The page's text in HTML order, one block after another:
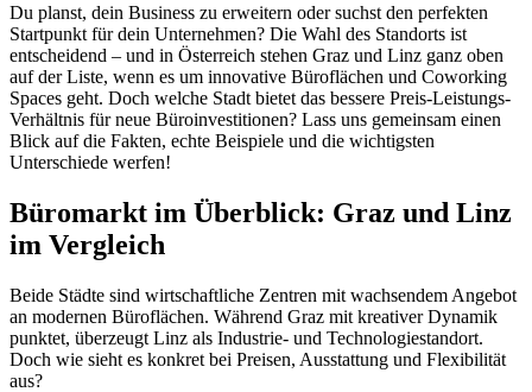
Du planst, dein Business zu erweitern oder suchst den perfekten
Startpunkt für dein Unternehmen? Die Wahl des Standorts ist
entscheidend – und in Österreich stehen Graz und Linz ganz oben
auf der Liste, wenn es um innovative Büroflächen und Coworking
Spaces geht. Doch welche Stadt bietet das bessere Preis-Leistungs-
Verhältnis für neue Büroinvestitionen? Lass uns gemeinsam einen
Blick auf die Fakten, echte Beispiele und die wichtigsten
Unterschiede werfen!
Büromarkt im Überblick: Graz und Linz
im Vergleich
Beide Städte sind wirtschaftliche Zentren mit wachsendem Angebot
an modernen Büroflächen. Während Graz mit kreativer Dynamik
punktet, überzeugt Linz als Industrie- und Technologiestandort.
Doch wie sieht es konkret bei Preisen, Ausstattung und Flexibilität
aus?